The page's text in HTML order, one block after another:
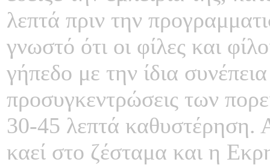
λεπτά πριν την
γνωστό ότι οι φίλες και
γήπεδο με την ίδια
προσυγκεντρώσεις των
30-45 λεπτά καθυστέρηση.
καεί στο ζέσταμα και η